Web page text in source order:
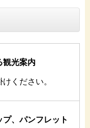
観光案内
ください。
、パンフレット